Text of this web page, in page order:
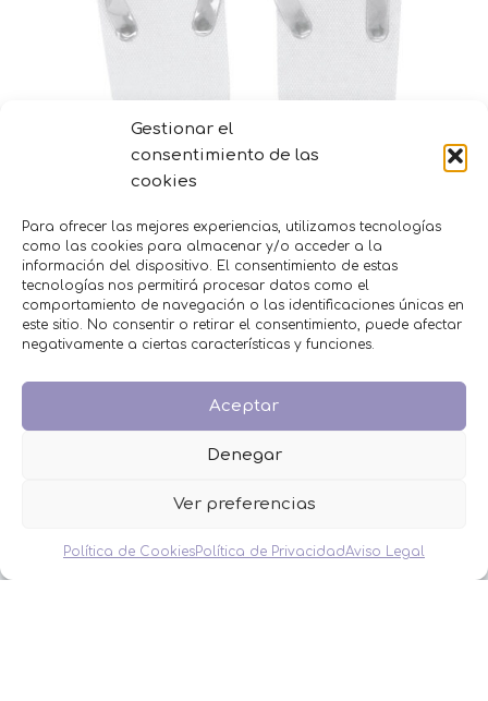
Gestionar el
consentimiento de las
cookies
Para ofrecer las mejores experiencias, utilizamos tecnologías
como las cookies para almacenar y/o acceder a la
información del dispositivo. El consentimiento de estas
tecnologías nos permitirá procesar datos como el
comportamiento de navegación o las identificaciones únicas en
este sitio. No consentir o retirar el consentimiento, puede afectar
negativamente a ciertas características y funciones.
Aceptar
Denegar
Ver preferencias
Política de CookiesPolítica de PrivacidadAviso Legal
Selecciona opciones
MENÚ
Inicio
FAQS